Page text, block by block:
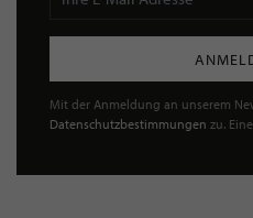
Mit der Anmeldung an unserem
Datenschutzbestimmungen zu. Eine